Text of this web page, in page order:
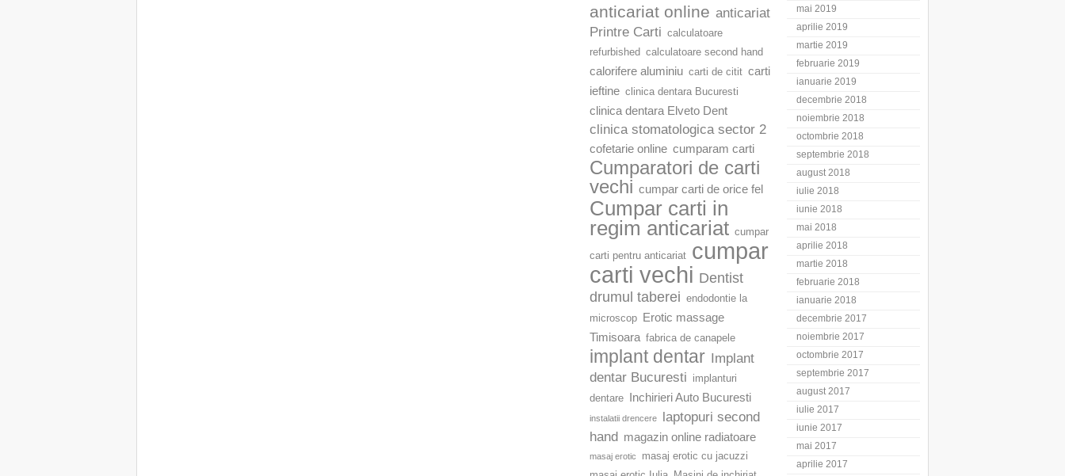
anticariat online anticariat
Printre Carti calculatoare
refurbished calculatoare second hand
calorifere aluminiu carti de citit carti
ieftine clinica dentara Bucuresti
clinica dentara Elveto Dent
clinica stomatologica sector 2
cofetarie online cumparam carti
Cumparatori de carti
vechi cumpar carti de orice fel
Cumpar carti in
regim anticariat cumpar
carti pentru anticariat cumpar
carti vechi Dentist
drumul taberei endodontie la
microscop
Erotic massage
Timisoara fabrica de canapele
implant dentar Implant
dentar Bucuresti
implanturi
dentare
Inchirieri Auto Bucuresti
instalatii drencere
laptopuri second
hand magazin online radiatoare
masaj erotic
masaj erotic cu jacuzzi
mai 2019
aprilie 2019
martie 2019
februarie 2019
ianuarie 2019
decembrie 2018
noiembrie 2018
octombrie 2018
septembrie 2018
august 2018
iulie 2018
iunie 2018
mai 2018
aprilie 2018
martie 2018
februarie 2018
ianuarie 2018
decembrie 2017
noiembrie 2017
octombrie 2017
septembrie 2017
august 2017
iulie 2017
iunie 2017
mai 2017
aprilie 2017